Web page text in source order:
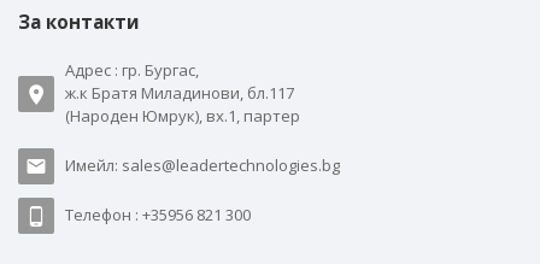
За контакти
Адрес : гр. Бургас,
ж.к Братя Миладинови, бл.117
(Народен Юмрук), вх.1, партер
Имейл: sales@leadertechnologies.bg
Телефон : +35956 821 300